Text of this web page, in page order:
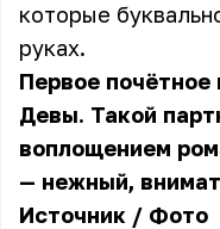
которые
руках.
Первое
Девы. Такой
воплощением
— нежный,
Источник / Фото